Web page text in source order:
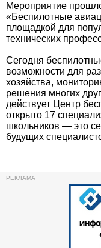
Мероприятие
«Беспилотные
площадкой для
технических
Сегодня
возможности для
хозяйства,
решения многих
действует Центр
открыто 17
школьников — это
будущих